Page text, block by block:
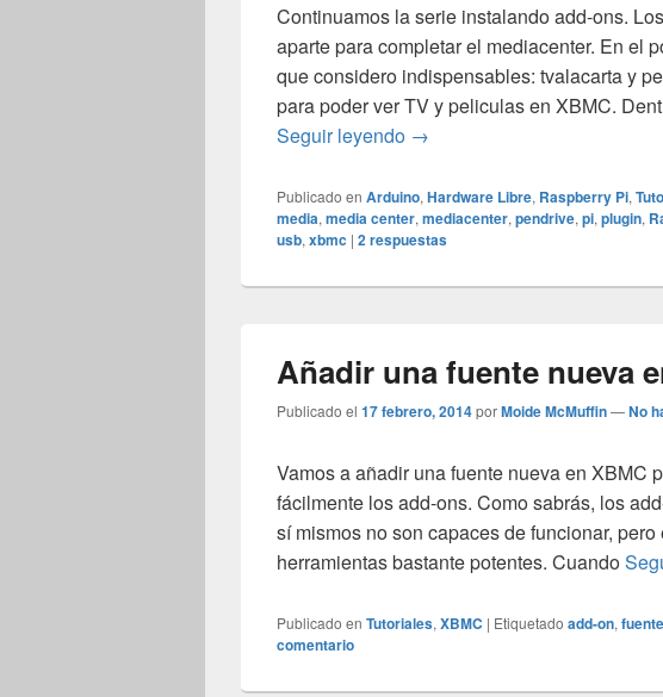
Continuamos la serie instalando add-ons.
aparte para completar el mediacenter. En el
que considero indispensables: tvalacarta y
para poder ver TV y peliculas en XBMC.
Seguir leyendo XBMC en RaspberryPi (2) –
→
Publicado en Arduino, Hardware Libre, Raspberry Pi,
media, media center, mediacenter, pendrive, pi, plugin,
usb, xbmc | 2respuestas
Añadir una fuente nueva
Publicado el 17 febrero, 2014porMoide McMuffin—No
Vamos a añadir una fuente nueva en XBMC
fácilmente los add-ons. Como sabrás, los
sí mismos no son capaces de funcionar,
herramientas bastante potentes. Cuando
Publicado en Tutoriales, XBMC | Etiquetado add-on, fuente
comentario